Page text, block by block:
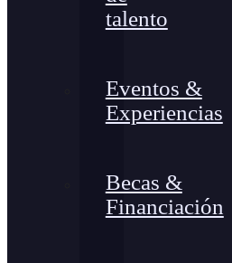
talento
Eventos &
Experiencias
Becas &
Financiación